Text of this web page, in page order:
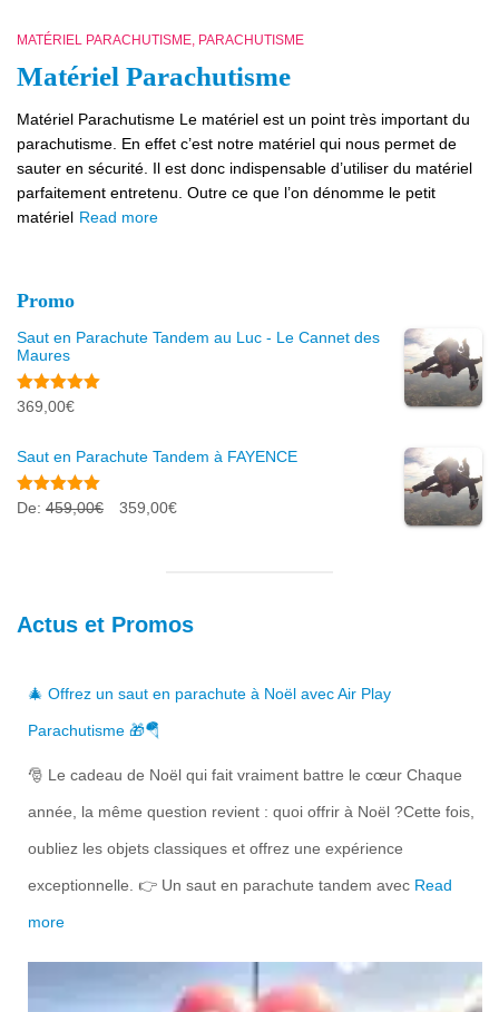
MATÉRIEL PARACHUTISME PARACHUTISME
Matériel Parachutisme
Matériel Parachutisme Le matériel est un point très important du
parachutisme. En effet c’est notre matériel qui nous permet de
sauter en sécurité. Il est donc indispensable d’utiliser du matériel
parfaitement entretenu. Outre ce que l’on dénomme le petit
matériel Read more
Promo
Saut en Parachute Tandem au Luc - Le Cannet des
Maures
Note5.00
sur 5
369,00€
Saut en Parachute Tandem à FAYENCE
Note 5.00
De: 459,00€
x
i
359,00€L
r
x
s
Actus et Promos
🎄 Offrez un saut en parachute à Noël avec Air Play
Parachutisme 🎁🪂
🎅 Le cadeau de Noël qui fait vraiment battre le cœur Chaque
année, la même question revient : quoi offrir à Noël ?Cette fois,
oubliez les objets classiques et offrez une expérience
exceptionnelle. 👉 Un saut en parachute tandem avec Read
more